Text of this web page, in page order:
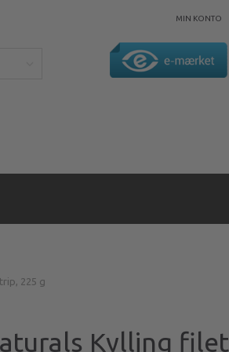
MIN KONTO
225 g
Kylling filet